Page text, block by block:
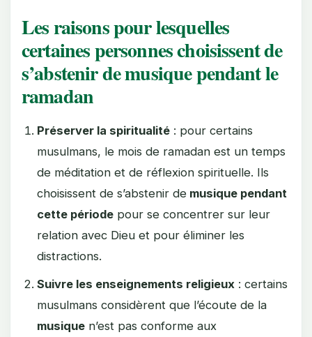
Les raisons pour lesquelles
certaines personnes choisissent de
s’abstenir de musique pendant le
ramadan
Préserver la spiritualité : pour certains
musulmans, le mois de ramadan est un temps
de méditation et de réflexion spirituelle. Ils
choisissent de s’abstenir de musique pendant
cette période pour se concentrer sur leur
relation avec Dieu et pour éliminer les
distractions.
Suivre les enseignements religieux : certains
musulmans considèrent que l’écoute de la
musique n’est pas conforme aux